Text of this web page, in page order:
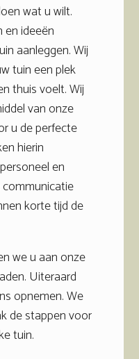
wat u wilt.
ideeën
aanleggen. Wij
tuin een plek
thuis voelt. Wij
van onze
u de perfecte
hierin
en
korte tijd de
we u aan onze
Uiteraard
opnemen. We
de stappen voor
tuin.